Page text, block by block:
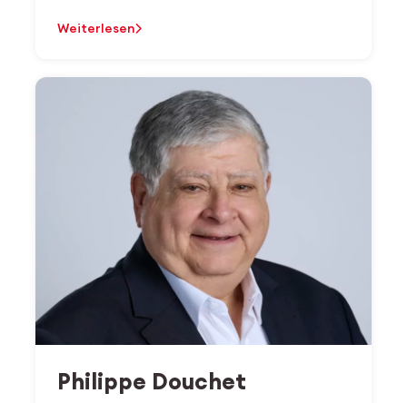
Weiterlesen
Philippe Douchet